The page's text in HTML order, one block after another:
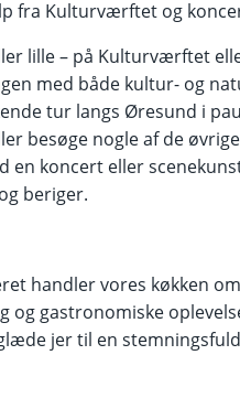
fra Kulturværftet og
lille – på Kulturværftet
med både kultur- og
tur langs Øresund i
besøge nogle af de
en koncert eller
beriger.
handler vores køkken
og gastronomiske
jer til en